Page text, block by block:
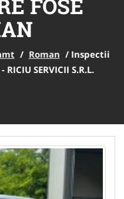
FOSE
/ Roman / Inspectii
SERVICII S.R.L.